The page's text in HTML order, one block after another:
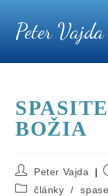
contentPeter Vajda
BOŽIA
Post
author:
Peter Vajda
Postčlánky /